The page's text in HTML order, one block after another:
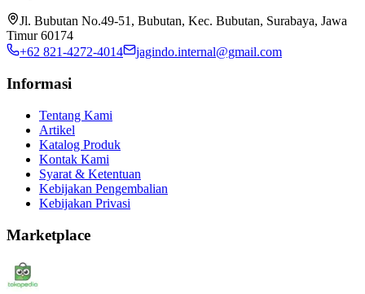
Jl. Bubutan No.49-51, Bubutan, Kec. Bubutan, Surabaya, Jawa
Timur 60174
+62 821-4272-4014
jagindo.internal@gmail.com
Informasi
Tentang Kami
Artikel
Katalog Produk
Kontak Kami
Syarat & Ketentuan
Kebijakan Pengembalian
Kebijakan Privasi
Marketplace